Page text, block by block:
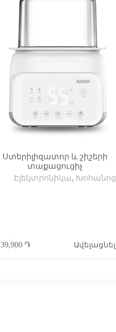
Ստերիլիզատոր և շիշերի
տաքացուցիչ
Էլեկտրոնիկա, Խոհանոց
39,900 ֏ Ավելացնել